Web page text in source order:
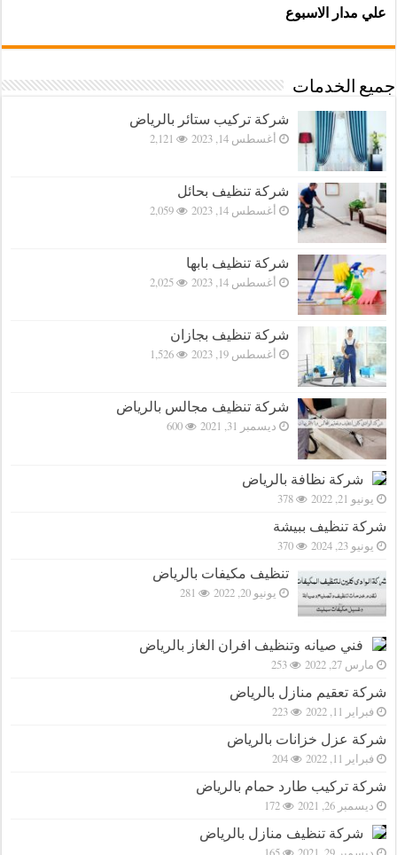
علي مدار الاسبوع
جميع الخدمات
شركة تركيب ستائر بالرياض
أغسطس 14, 2023 2,121
شركة تنظيف بحائل
أغسطس 14, 2023 2,059
شركة تنظيف بابها
أغسطس 14, 2023 2,025
شركة تنظيف بجازان
أغسطس 19, 2023 1,526
شركة تنظيف مجالس بالرياض
ديسمبر 31, 2021 600
شركة نظافة بالرياض
يونيو 21, 2022 378
شركة تنظيف ببيشة
يونيو 23, 2024 370
تنظيف مكيفات بالرياض
يونيو 20, 2022 281
فني صيانه وتنظيف افران الغاز بالرياض
مارس 27, 2022 253
شركة تعقيم منازل بالرياض
فبراير 11, 2022 223
شركة عزل خزانات بالرياض
فبراير 11, 2022 204
شركة تركيب طارد حمام بالرياض
ديسمبر 26, 2021 172
شركة تنظيف منازل بالرياض